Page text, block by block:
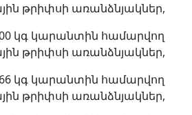
թրիփսի առանձնյակներ,
կգ կարանտին համարվող
թրիփսի առանձնյակներ,
կգ կարանտին համարվող
թրիփսի առանձնյակներ,